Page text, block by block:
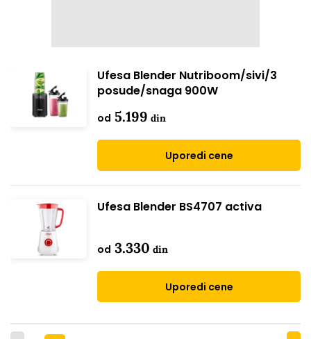
Ufesa Blender Nutriboom/sivi/3
posude/snaga 900W
od 5.199 din
Uporedi cene
Ufesa Blender BS4707 activa
od 3.330 din
Uporedi cene